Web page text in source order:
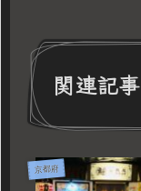
関連記事
京都府